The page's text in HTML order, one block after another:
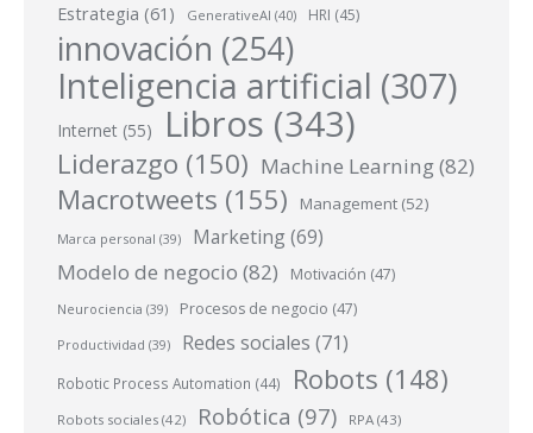
Estrategia (61) GenerativeAI (40) HRI (45)
innovación (254)
Inteligencia artificial (307)
Internet (55) Libros (343)
Liderazgo (150) Machine Learning(82)
Macrotweets (155) Management (52)
Marca personal (39) Marketing (69)
Modelo de negocio (82) Motivación (47)
Neurociencia (39) Procesos de negocio (47)
Productividad (39) Redes sociales (71)
Robotic Process Automation (44) Robots (148)
Robots sociales (42) Robótica (97) RPA (43)